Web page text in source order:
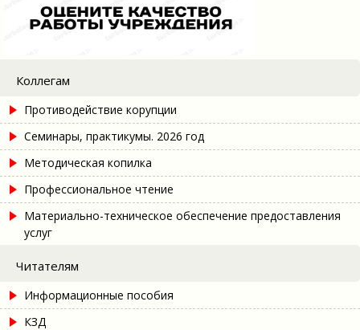
Коллегам
Противодействие корупции
Семинары, практикумы. 2026 год
Методическая копилка
Профессиональное чтение
Материально-техническое обеспечение предоставления
услуг
Читателям
Информационные пособия
КЗД